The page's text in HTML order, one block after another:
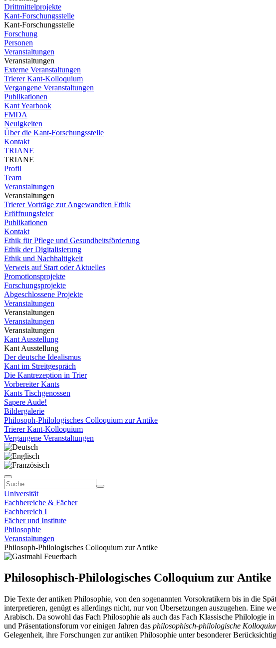
Drittmittelprojekte
Kant-Forschungsstelle
Kant-Forschungsstelle
Forschung
Personen
Veranstaltungen
Veranstaltungen
Externe Veranstaltungen
Trierer Kant-Kolloquium
Vergangene Veranstaltungen
Publikationen
Kant Yearbook
FMDA
Neuigkeiten
Über die Kant-Forschungsstelle
Kontakt
TRIANE
TRIANE
Profil
Team
Veranstaltungen
Veranstaltungen
Trierer Vorträge zur Angewandten Ethik
Eröffnungsfeier
Publikationen
Kontakt
Ethik für Pflege und Gesundheitsförderung
Ethik der Digitalisierung
Ethik und Nachhaltigkeit
Verweis auf Start oder Aktuelles
Promotionsprojekte
Forschungsprojekte
Abgeschlossene Projekte
Veranstaltungen
Veranstaltungen
Veranstaltungen
Veranstaltungen
Kant Ausstellung
Kant Ausstellung
Der deutsche Idealismus
Kant im Streitgespräch
Die Kantrezeption in Trier
Vorbereiter Kants
Kants Tischgenossen
Sapere Aude!
Bildergalerie
Philosoph-Philologisches Colloquium zur Antike
Trierer Kant-Kolloquium
Vergangene Veranstaltungen
Universität
Fachbereiche & Fächer
Fachbereich I
Fächer und Institute
Philosophie
Veranstaltungen
Philosoph-Philologisches Colloquium zur Antike
Philosophisch-Philologisches Colloquium zur Antike
Die Texte der antiken Philosophie, von den sogenannten Vorsokratikern bis in die
interpretieren, genügt es allerdings nicht, nur von Übersetzungen auszugehen. Eine
Arabisch. Da sowohl das Fach Philosophie als auch das Fach Klassische
und Präsentationsforum vor einigen Jahren das philosophisch-philologische
Gelegenheit, ihre Forschungen zur antiken Philosophie unter besonderer